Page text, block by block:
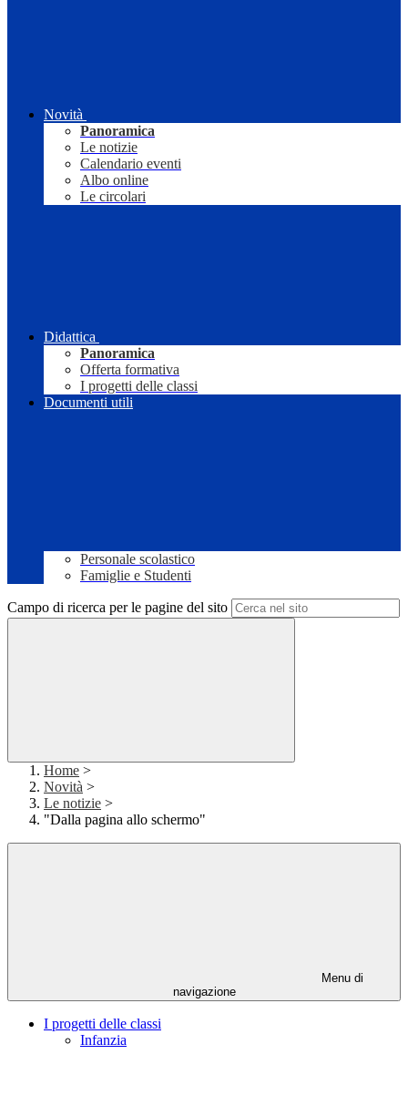
Novità
Panoramica
Le notizie
Calendario eventi
Albo online
Le circolari
Didattica
Panoramica
Offerta formativa
I progetti delle classi
Documenti utili
Personale scolastico
Famiglie e Studenti
Campo di ricerca per le pagine del sito
Home >
Novità >
Le notizie >
"Dalla pagina allo schermo"
Menu di
navigazione
I progetti delle classi
Infanzia